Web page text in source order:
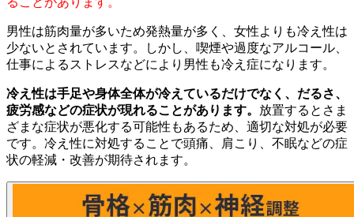
男性は筋肉量が多いため発熱量が多く、女性よりも冷え性は
少ないとされています。しかし、喫煙や過度なアルコール、
仕事によるストレスなどにより男性も冷え症になります。
冷え性は手足や身体全体が冷えているだけでなく、だるさ、
疲労感などの症状が現れることがあります。 放置するとさま
ざまな症状が悪化する可能性もあるため、適切な対処が必要
です。冷え性に対処することで頭痛、肩こり、不眠などの症
状の軽減・改善が期待されます。